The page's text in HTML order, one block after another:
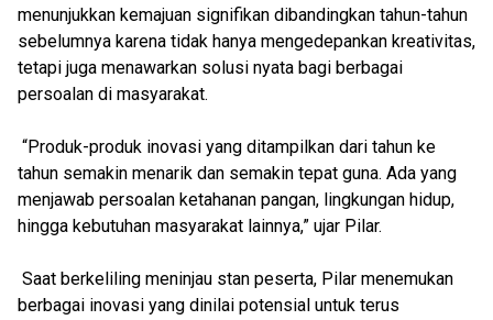
menunjukkan kemajuan signifikan dibandingkan tahun-tahun
sebelumnya karena tidak hanya mengedepankan kreativitas,
tetapi juga menawarkan solusi nyata bagi berbagai
persoalan di masyarakat.
“Produk-produk inovasi yang ditampilkan dari tahun ke
tahun semakin menarik dan semakin tepat guna. Ada yang
menjawab persoalan ketahanan pangan, lingkungan hidup,
hingga kebutuhan masyarakat lainnya,” ujar Pilar.
Saat berkeliling meninjau stan peserta, Pilar menemukan
berbagai inovasi yang dinilai potensial untuk terus